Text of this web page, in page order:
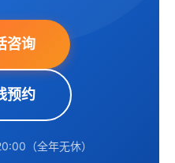
咨询
预约
（全年无休）